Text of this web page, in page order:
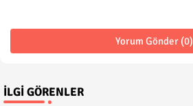
Yorum Gönder (0)
İLGI GÖRENLER